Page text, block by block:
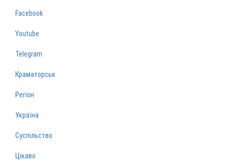
Facebook
Youtube
Telegram
Краматорськ
Регіон
Україна
Суспільство
Цікаво